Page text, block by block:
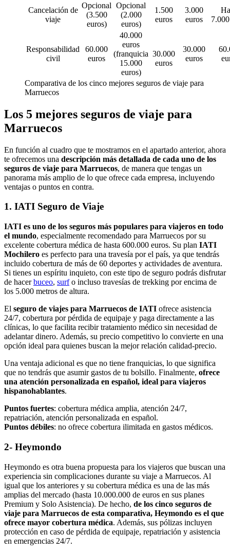
Cancelación de
viaje
Opcional
(3.500
euros)
Opcional
(2.000
euros)
1.500
euros
3.000
euros
Responsabilidad
civil
60.000
euros
40.000
euros
(franquicia
15.000
euros)
30.000
euros
30.000
euros
Comparativa de los cinco mejores seguros de viaje para
Marruecos
Los 5 mejores seguros de viaje para
Marruecos
En función al cuadro que te mostramos en el apartado anterior, ahora
te ofrecemos una descripción más detallada de cada uno de los
seguros de viaje para Marruecos, de manera que tengas un
panorama más amplio de lo que ofrece cada empresa, incluyendo
ventajas o puntos en contra.
1. IATI Seguro de Viaje
IATI es uno de los seguros más populares para viajeros en todo
el mundo, especialmente recomendado para Marruecos por su
excelente cobertura médica de hasta 600.000 euros. Su plan IATI
Mochilero es perfecto para una travesía por el país, ya que tendrás
incluido cobertura de más de 60 deportes y actividades de aventura.
Si tienes un espíritu inquieto, con este tipo de seguro podrás disfrutar
de hacerbuceo, surfo incluso travesías de trekking por encima de
los 5.000 metros de altura.
El seguro de viajes para Marruecos de IATI ofrece asistencia
24/7, cobertura por pérdida de equipaje y paga directamente a las
clínicas, lo que facilita recibir tratamiento médico sin necesidad de
adelantar dinero. Además, su precio competitivo lo convierte en una
opción ideal para quienes buscan la mejor relación calidad-precio.
Una ventaja adicional es que no tiene franquicias, lo que significa
que no tendrás que asumir gastos de tu bolsillo. Finalmente, ofrece
una atención personalizada en español, ideal para viajeros
hispanohablantes.
Puntos fuertes: cobertura médica amplia, atención 24/7,
repatriación, atención personalizada en español.
Puntos débiles: no ofrece cobertura ilimitada en gastos médicos.
2- Heymondo
Heymondo es otra buena propuesta para los viajeros que buscan una
experiencia sin complicaciones durante su viaje a Marruecos. Al
igual que los anteriores y su cobertura médica es una de las más
amplias del mercado (hasta 10.000.000 de euros en sus planes
Premium y Solo Asistencia). De hecho, de los cinco seguros de
viaje para Marruecos de esta comparativa, Heymondo es el que
ofrece mayor cobertura médica. Además, sus pólizas incluyen
protección en caso de pérdida de equipaje, repatriación y asistencia
en emergencias 24/7.